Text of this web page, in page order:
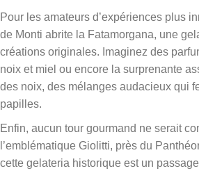
Pour les amateurs d’expériences plus
de Monti abrite la Fatamorgana, une
créations originales. Imaginez des
noix et miel ou encore la surprenante
des noix, des mélanges audacieux qui
papilles.
Enfin, aucun tour gourmand ne serait
l’emblématique Giolitti, près du
cette gelateria historique est un